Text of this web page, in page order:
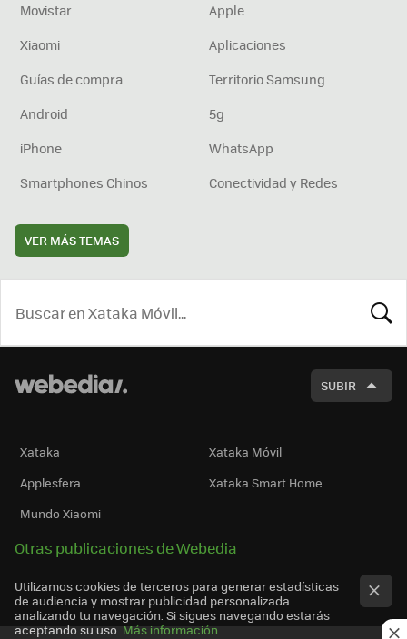
Movistar
Apple
Xiaomi
Aplicaciones
Guías de compra
Territorio Samsung
Android
5g
iPhone
WhatsApp
Smartphones Chinos
Conectividad y Redes
VER MÁS TEMAS
SUBIR
Xataka
Xataka Móvil
Applesfera
Xataka Smart Home
Mundo Xiaomi
Otras publicaciones de Webedia
Utilizamos cookies de terceros para generar estadísticas
de audiencia y mostrar publicidad personalizada
analizando tu navegación. Si sigues navegando estarás
aceptando su uso. Más información